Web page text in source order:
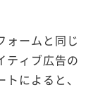
ォームと同じ
ティブ広告の
によると、